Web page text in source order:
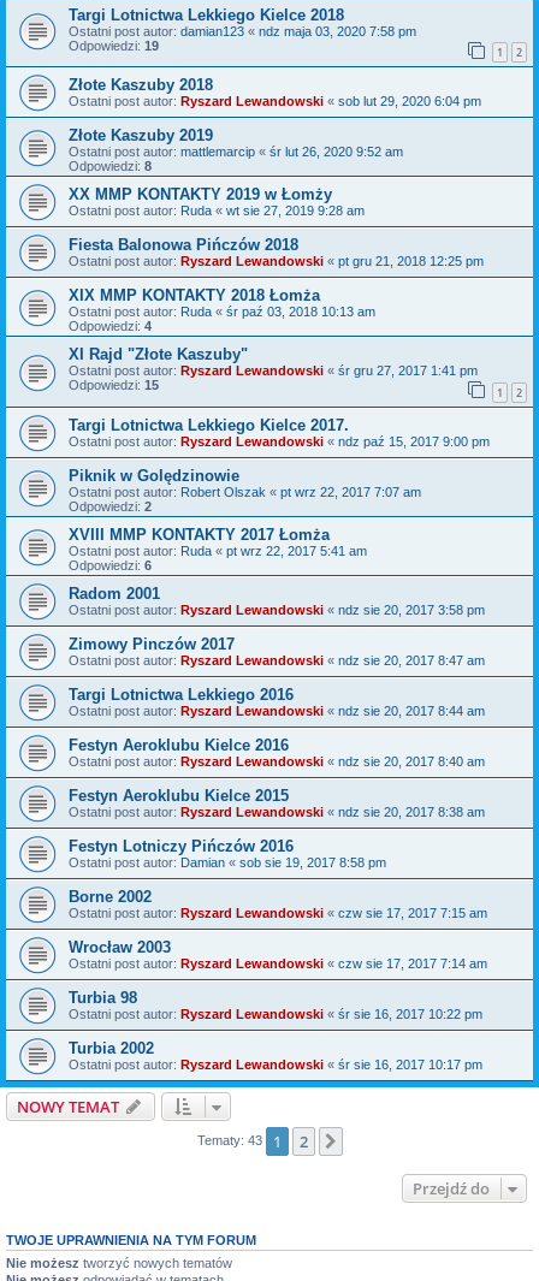
Targi Lotnictwa Lekkiego Kielce 2018
Ostatni post autor: damian123 « ndz maja 03, 2020 7:58 pm
Odpowiedzi: 19 1 2
Złote Kaszuby 2018
Ostatni post autor: Ryszard Lewandowski « sob lut 29, 2020 6:04 pm
Złote Kaszuby 2019
Ostatni post autor: mattlemarcip « śr lut 26, 2020 9:52 am
Odpowiedzi: 8
XX MMP KONTAKTY 2019 w Łomży
Ostatni post autor: Ruda « wt sie 27, 2019 9:28 am
Fiesta Balonowa Pińczów 2018
Ostatni post autor: Ryszard Lewandowski « pt gru 21, 2018 12:25 pm
XIX MMP KONTAKTY 2018 Łomża
Ostatni post autor: Ruda « śr paź 03, 2018 10:13 am
Odpowiedzi: 4
XI Rajd "Złote Kaszuby"
Ostatni post autor: Ryszard Lewandowski « śr gru 27, 2017 1:41 pm
Odpowiedzi: 15 1 2
Targi Lotnictwa Lekkiego Kielce 2017.
Ostatni post autor: Ryszard Lewandowski « ndz paź 15, 2017 9:00 pm
Piknik w Golędzinowie
Ostatni post autor: Robert Olszak « pt wrz 22, 2017 7:07 am
Odpowiedzi: 2
XVIII MMP KONTAKTY 2017 Łomża
Ostatni post autor: Ruda « pt wrz 22, 2017 5:41 am
Odpowiedzi: 6
Radom 2001
Ostatni post autor: Ryszard Lewandowski « ndz sie 20, 2017 3:58 pm
Zimowy Pinczów 2017
Ostatni post autor: Ryszard Lewandowski « ndz sie 20, 2017 8:47 am
Targi Lotnictwa Lekkiego 2016
Ostatni post autor: Ryszard Lewandowski « ndz sie 20, 2017 8:44 am
Festyn Aeroklubu Kielce 2016
Ostatni post autor: Ryszard Lewandowski « ndz sie 20, 2017 8:40 am
Festyn Aeroklubu Kielce 2015
Ostatni post autor: Ryszard Lewandowski « ndz sie 20, 2017 8:38 am
Festyn Lotniczy Pińczów 2016
Ostatni post autor: Damian « sob sie 19, 2017 8:58 pm
Borne 2002
Ostatni post autor: Ryszard Lewandowski « czw sie 17, 2017 7:15 am
Wrocław 2003
Ostatni post autor: Ryszard Lewandowski « czw sie 17, 2017 7:14 am
Turbia 98
Ostatni post autor: Ryszard Lewandowski « śr sie 16, 2017 10:22 pm
Turbia 2002
Ostatni post autor: Ryszard Lewandowski « śr sie 16, 2017 10:17 pm
NOWY TEMAT
Tematy: 43 1 2
Przejdź do
TWOJE UPRAWNIENIA NA TYM FORUM
Nie możesz tworzyć nowych tematów